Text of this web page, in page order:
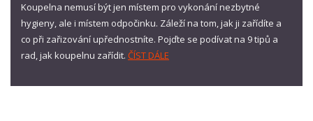
Koupelna nemusí být jen místem pro vykonání nezbytné
hygieny, ale i místem odpočinku. Záleží na tom, jak ji zařídíte a
co při zařizování upřednostníte. Pojďte se podívat na 9 tipů a
rad, jak koupelnu zařídit. ČÍST DÁLE